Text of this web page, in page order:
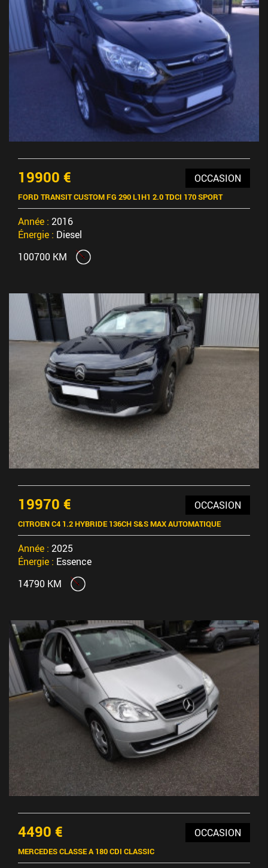
19900 € OCCASION
FORD TRANSIT CUSTOM FG 290 L1H1 2.0 TDCI 170 SPORT
Année : 2016
Énergie : Diesel
100700 KM
19970 € OCCASION
CITROEN C4 1.2 HYBRIDE 136CH S&S MAX AUTOMATIQUE
Année : 2025
Énergie : Essence
14790 KM
4490 € OCCASION
MERCEDES CLASSE A 180 CDI CLASSIC